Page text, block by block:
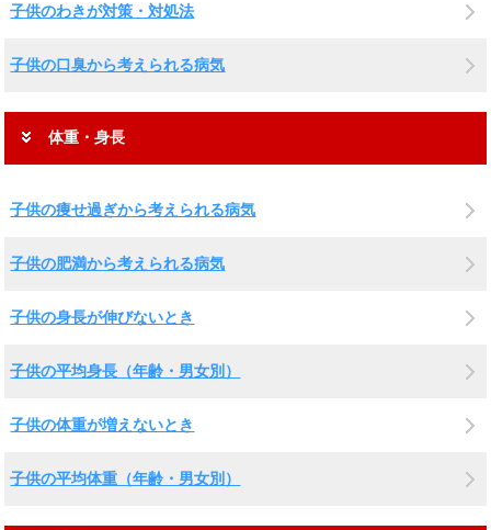
子供のわきが対策・対処法
子供の口臭から考えられる病気
体重・身長
子供の痩せ過ぎから考えられる病気
子供の肥満から考えられる病気
子供の身長が伸びないとき
子供の平均身長（年齢・男女別）
子供の体重が増えないとき
子供の平均体重（年齢・男女別）